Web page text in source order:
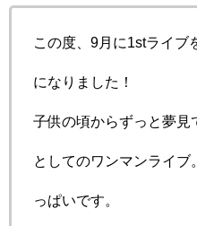
この度、9月に1stライブ
になりました！
子供の頃からずっと夢見
としてのワンマンライ
っぱいです。